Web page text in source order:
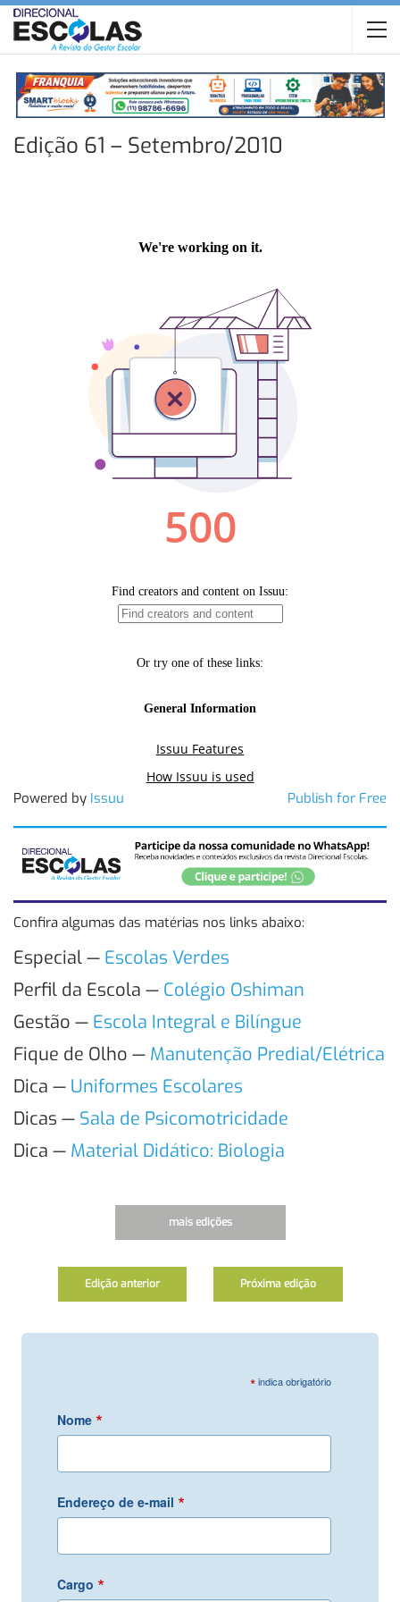
Edição 61 – Setembro/2010
Powered by Issuu Publish for Free
Confira algumas das matérias nos links abaixo:
Especial — Escolas Verdes
Perfil da Escola — Colégio Oshiman
Gestão — Escola Integral e Bilíngue
Fique de Olho — Manutenção Predial/Elétrica
Dica — Uniformes Escolares
Dicas — Sala de Psicomotricidade
Dica — Material Didático: Biologia
mais edições
Edição anterior Próxima edição
*indica obrigatório
Nome *
Endereço de e-mail *
Cargo *